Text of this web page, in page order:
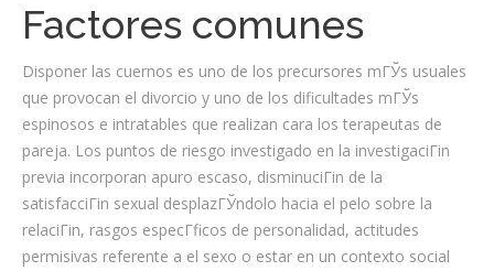
Factores comunes
Disponer las cuernos es uno de los precursores mГЎs usuales
que provocan el divorcio y uno de los dificultades mГЎs
espinosos e intratables que realizan cara los terapeutas de
pareja. Los puntos de riesgo investigado en la investigaciГіn
previa incorporan apuro escaso, disminuciГіn de la
satisfacciГіn sexual desplazГЎndolo hacia el pelo sobre la
relaciГіn, rasgos especГ­ficos de personalidad, actitudes
permisivas referente a el sexo o estar en un contexto social